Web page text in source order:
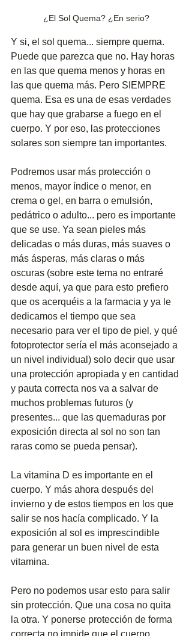
¿El Sol Quema? ¿En serio?
Y si, el sol quema... siempre quema.
Puede que parezca que no. Hay horas
en las que quema menos y horas en
las que quema más. Pero SIEMPRE
quema. Esa es una de esas verdades
que hay que grabarse a fuego en el
cuerpo. Y por eso, las protecciones
solares son siempre tan importantes.
Podremos usar más protección o
menos, mayor índice o menor, en
crema o gel, en barra o emulsión,
pedátrico o adulto... pero es importante
que se use. Ya sean pieles más
delicadas o más duras, más suaves o
más ásperas, más claras o más
oscuras (sobre este tema no entraré
desde aquí, ya que para esto prefiero
que os acerquéis a la farmacia y ya le
dedicamos el tiempo que sea
necesario para ver el tipo de piel, y qué
fotoprotector sería el más aconsejado a
un nivel individual) solo decir que usar
una protección apropiada y en cantidad
y pauta correcta nos va a salvar de
muchos problemas futuros (y
presentes... que las quemaduras por
exposición directa al sol no son tan
raras como se pueda pensar).
La vitamina D es importante en el
cuerpo. Y más ahora después del
invierno y de estos tiempos en los que
salir se nos hacía complicado. Y la
exposición al sol es imprescindible
para generar un buen nivel de esta
vitamina.
Pero no podemos usar esto para salir
sin protección. Que una cosa no quita
la otra. Y ponerse protección de forma
correcta no impide que el cuerpo